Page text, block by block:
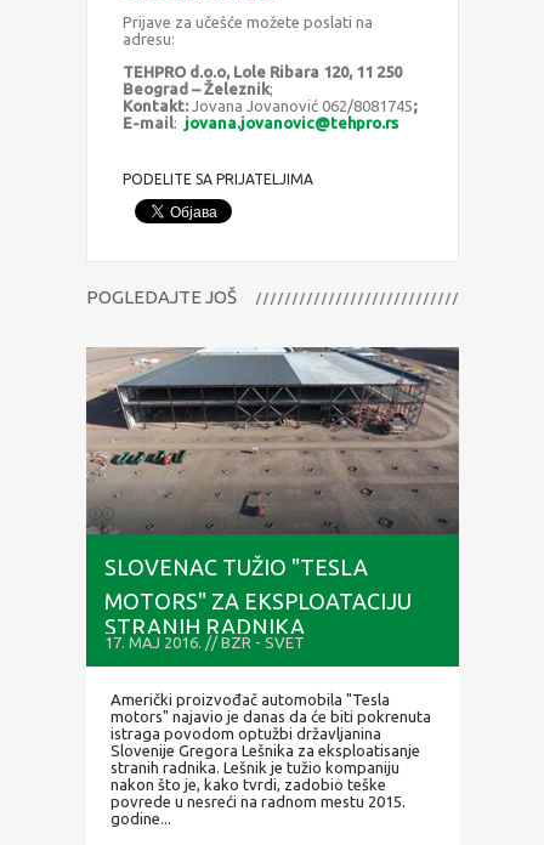
Prijave za učešće možete poslati na
adresu:
TEHPRO d.o.o, Lole Ribara 120, 11 250
Beograd – Železnik;
Kontakt: Jovana Jovanović 062/8081745;
E-mail: jovana.jovanovic@tehpro.rs
PODELITE SA PRIJATELJIMA
POGLEDAJTE JOŠ
SLOVENAC TUŽIO "TESLA
MOTORS" ZA EKSPLOATACIJU
STRANIH RADNIKA
17. MAJ 2016. // BZR - SVET
Američki proizvođač automobila "Tesla
motors" najavio je danas da će biti pokrenuta
istraga povodom optužbi državljanina
Slovenije Gregora Lešnika za eksploatisanje
stranih radnika. Lešnik je tužio kompaniju
nakon što je, kako tvrdi, zadobio teške
povrede u nesreći na radnom mestu 2015.
godine...